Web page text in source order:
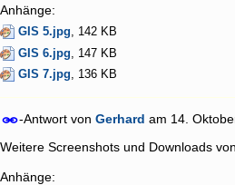
Anhänge:
GIS 5.jpg, 142 KB
GIS 6.jpg , 147 KB
GIS 7.jpg, 136 KB
-Antwort von Gerhard am 14.
Weitere Screenshots und Downloads
Anhänge: